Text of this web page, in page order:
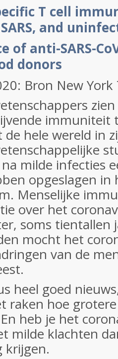
T cell
SARS, and
of anti-SARS-
donors
Bron New York
immuniteit
de hele wereld in
milde infecties
opgeslagen in
Menselijke
over het
soms tientallen
mocht het
van de
heel goed
raken hoe
heb je het
milde klachten
krijgen.